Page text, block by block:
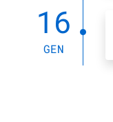
16
GEN